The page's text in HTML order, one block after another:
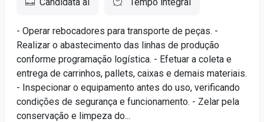
- Operar rebocadores para transporte de peças. -
Realizar o abastecimento das linhas de produção
conforme programação logística. - Efetuar a coleta e
entrega de carrinhos, pallets, caixas e demais materiais.
- Inspecionar o equipamento antes do uso, verificando
condições de segurança e funcionamento. - Zelar pela
conservação e limpeza do...